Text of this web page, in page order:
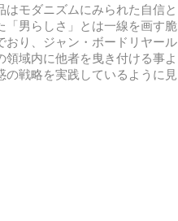
はモダニズムにみられた自信と
「男らしさ」とは一線を画す脆
おり、ジャン・ボードリヤール
領域内に他者を曳き付ける事よ
の戦略を実践しているように見